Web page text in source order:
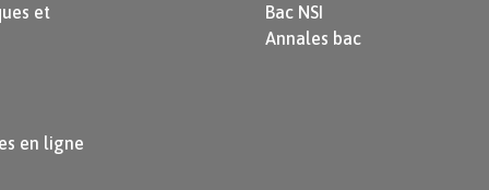
Camille.
mère. Ils
et naïf,
a décidé
au
et
en ligne
Bac NSI
Annales bac